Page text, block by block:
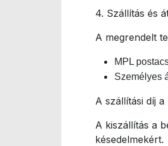
4. Szállítás és
A megrendelt
MPL
Személyes
A szállítási díj
A kiszállítás a
késedelmekért.